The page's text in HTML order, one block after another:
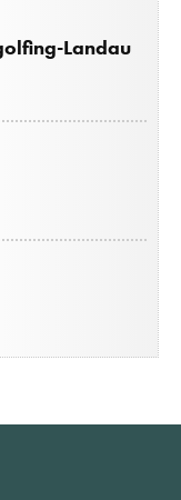
Landau